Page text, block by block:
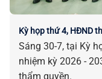
Kỳ họp thứ 4, HĐND
Sáng 30-7, tại Kỳ
nhiệm kỳ 2026 -
thẩm quyền.